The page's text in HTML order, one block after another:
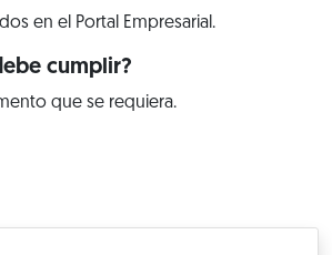
en el Portal Empresarial.
cumplir?
que se requiera.